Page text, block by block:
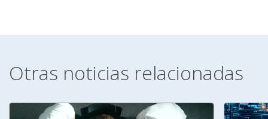
Otras noticias relacionadas